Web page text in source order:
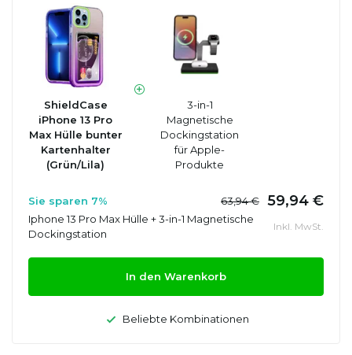
ShieldCase
iPhone 13 Pro
Max Hülle bunter
Kartenhalter
(Grün/Lila)
3-in-1
Magnetische
Dockingstation
für Apple-
Produkte
Sie sparen 7% 63,94 € 59,94 €
Iphone 13 Pro Max Hülle + 3-in-1 Magnetische
Dockingstation
Inkl. MwSt.
In den Warenkorb
Beliebte Kombinationen